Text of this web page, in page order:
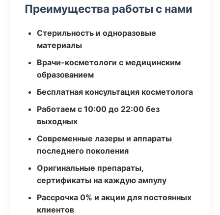
Преимущества работы с нами
Стерильность и одноразовые
материалы
Врачи-косметологи с медицинским
образованием
Бесплатная консультация косметолога
Работаем с 10:00 до 22:00 без
выходных
Современные лазеры и аппараты
последнего поколения
Оригинальные препараты,
сертификаты на каждую ампулу
Рассрочка 0% и акции для постоянных
клиентов